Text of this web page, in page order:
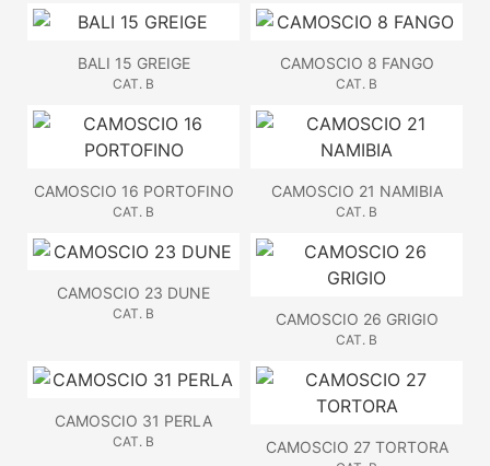
BALI 15 GREIGE
CAT. B
CAMOSCIO 8 FANGO
CAT. B
CAMOSCIO 16 PORTOFINO
CAT. B
CAMOSCIO 21 NAMIBIA
CAT. B
CAMOSCIO 23 DUNE
CAT. B CAMOSCIO 26 GRIGIO
CAT. B
CAMOSCIO 31 PERLA
CAT. B CAMOSCIO 27 TORTORA